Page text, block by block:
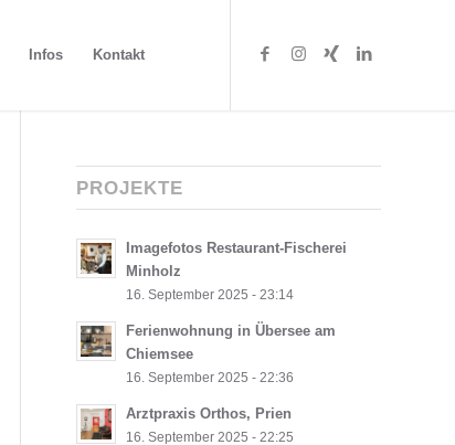
Infos Kontakt
PROJEKTE
Imagefotos Restaurant-Fischerei
Minholz
16. September 2025 - 23:14
Ferienwohnung in Übersee am
Chiemsee
16. September 2025 - 22:36
Arztpraxis Orthos, Prien
16. September 2025 - 22:25